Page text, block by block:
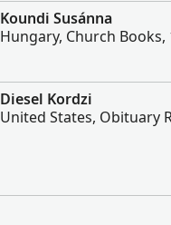
Koundi Susánna
Hungary, Church Books,
Diesel Kordzi
United States, Obituary